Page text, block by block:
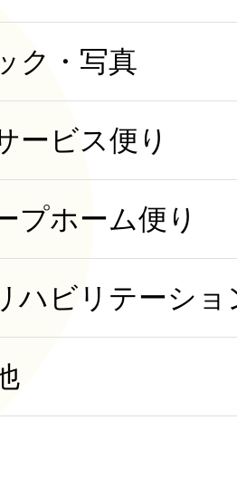
ク・写真
ービス便り
プホーム便り
ハビリテーショ